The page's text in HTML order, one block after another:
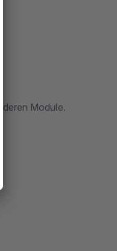
Module.